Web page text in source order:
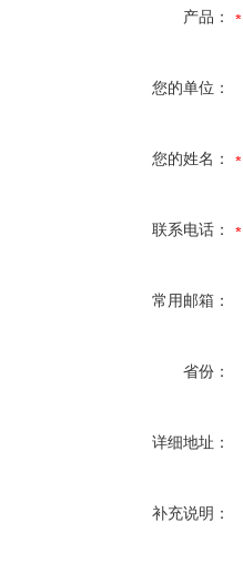
产品：
您的单位：
您的姓名：
联系电话：
常用邮箱：
省份：
详细地址：
补充说明：